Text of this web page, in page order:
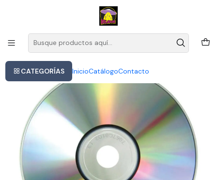
CATEGORÍAS InicioCatálogoContacto
Este es el texto del slide